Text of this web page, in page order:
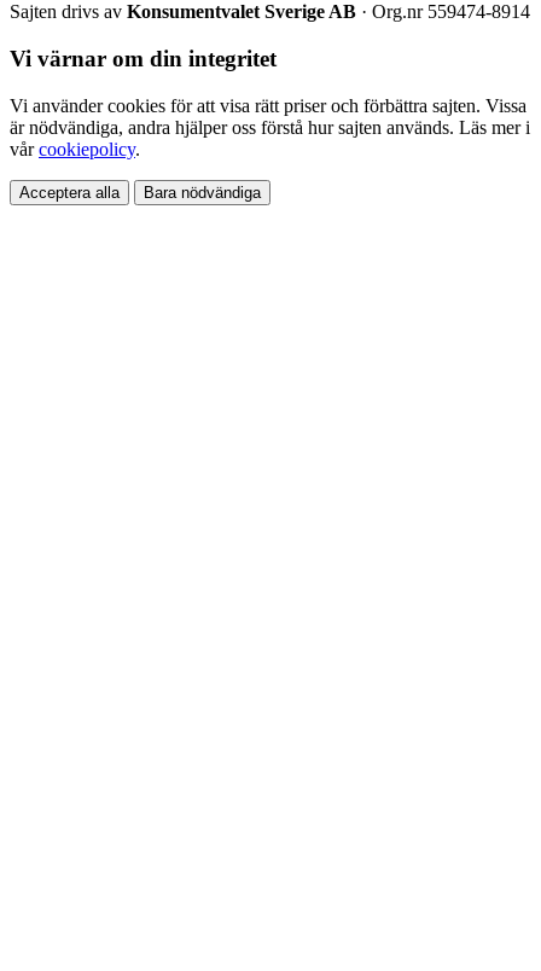
Sajten drivs av Konsumentvalet Sverige AB · Org.nr 559474-8914
Vi värnar om din integritet
Vi använder cookies för att visa rätt priser och förbättra sajten. Vissa
är nödvändiga, andra hjälper oss förstå hur sajten används. Läs mer i
vårcookiepolicy.
Acceptera alla Bara nödvändiga